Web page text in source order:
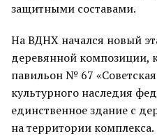
защитными составами.
На ВДНХ начался новый
деревянной композиции,
павильон № 67
культурного наследия
единственное здание с
на территории комплекса.